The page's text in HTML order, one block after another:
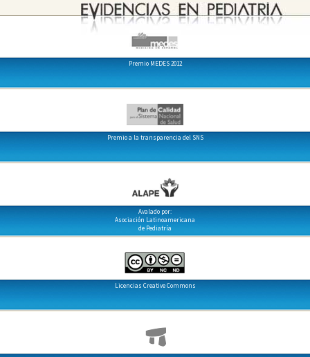
Premio MEDES 2012
Premio a la transparencia del SNS
Avalado por:
Asociación Latinoamericana
de Pediatría
Licencias Creative Commons